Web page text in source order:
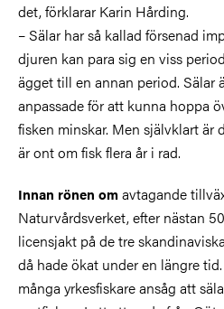
det, förklarar Karin Hårding.
– Sälar har så kallad försenad
djuren kan para sig en viss
ägget till en annan period. Sälar
anpassade för att kunna hoppa
fisken minskar. Men självklart är
är ont om fisk flera år i rad.
Innan rönen omavtagande
Naturvårdsverket, efter nästan
licensjakt på de tre
då hade ökat under en längre
många yrkesfiskare ansåg att